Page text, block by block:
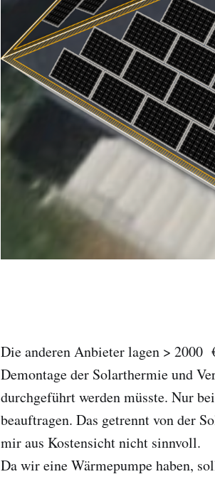
Die anderen Anbieter lagen >
Demontage der Solarthermie und
durchgeführt werden müsste. Nur
beauftragen. Das getrennt von der
mir aus Kostensicht nicht sinnvoll.
Da wir eine Wärmepumpe haben,